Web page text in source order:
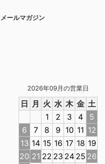
2026年09月の営業日
日 月 火 水 木 金 土
1
2 3 4
5
6
7 8 9 10 11 12
13 14 15 16 17 18 19
20 21 22 23 24 25 26
メールマガジン